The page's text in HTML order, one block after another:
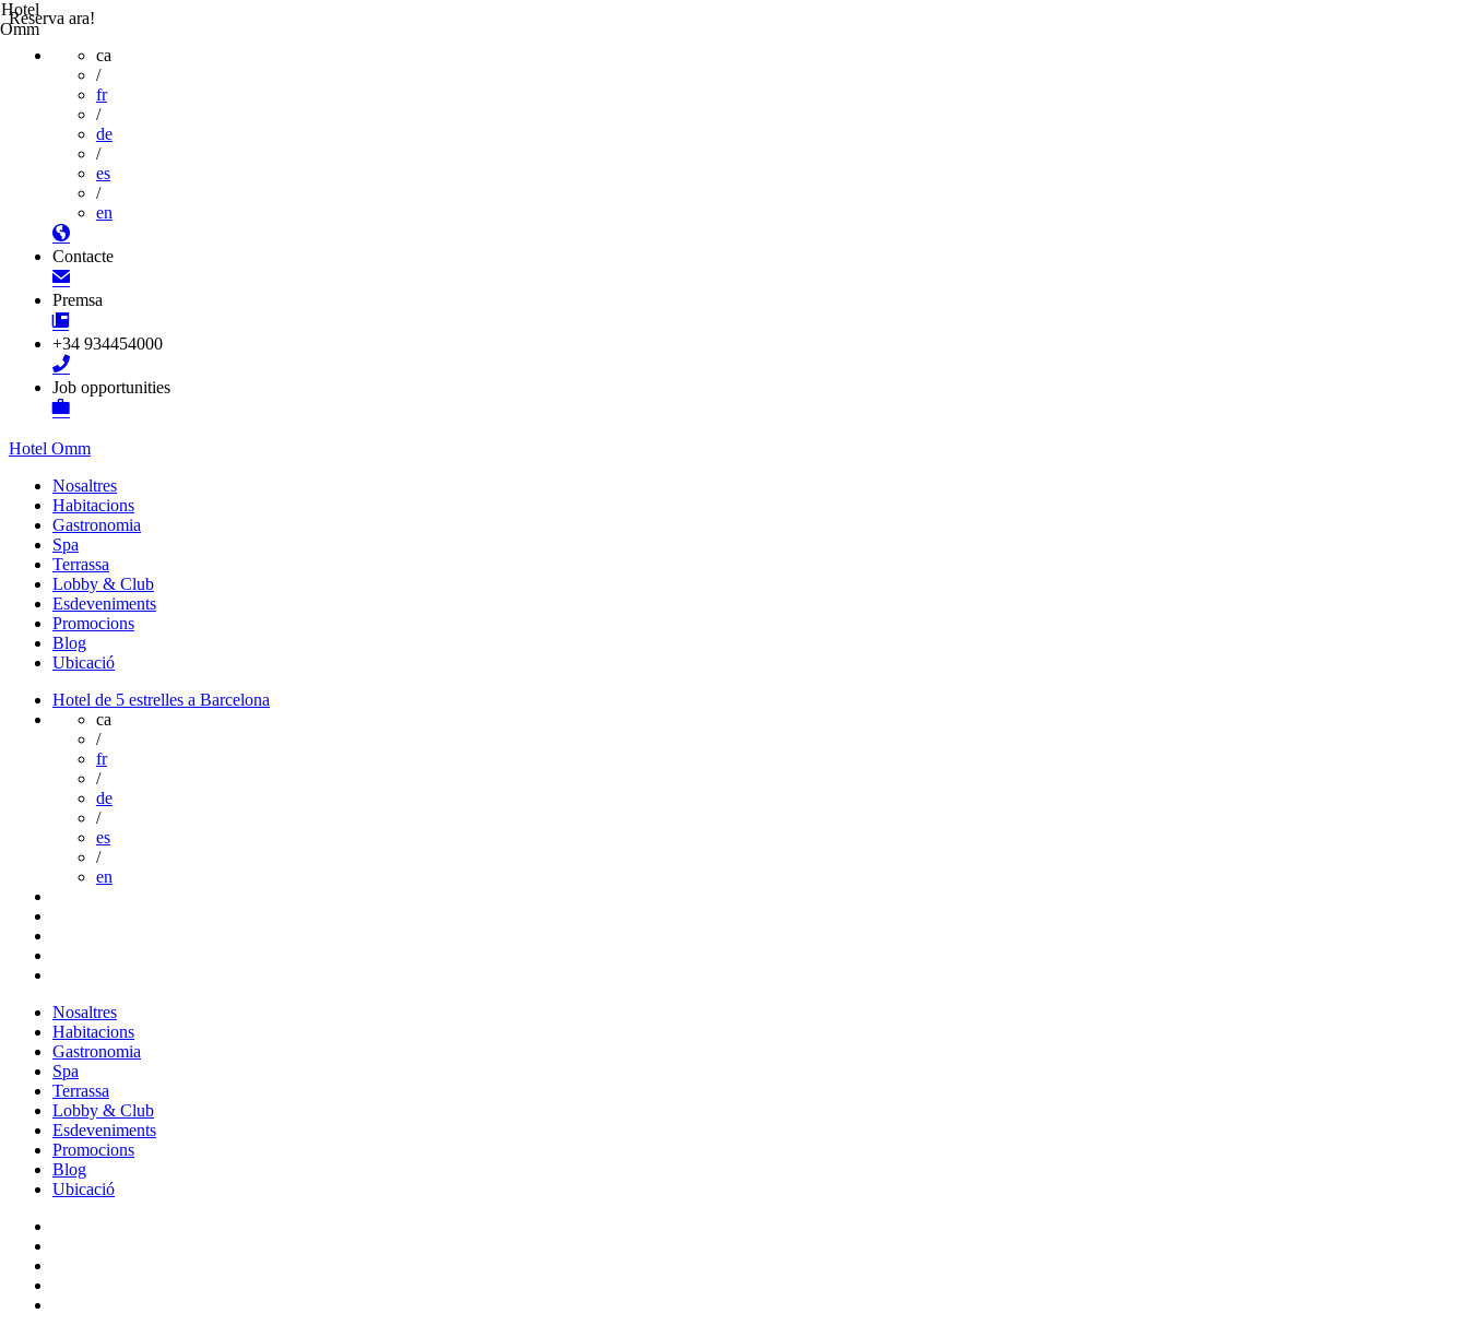
Reserva ara!
ca
/
fr
/
de
/
es
/
en
Contacte
Premsa
+34 934454000
Job opportunities
Hotel Omm
Nosaltres
Habitacions
Gastronomia
Spa
Terrassa
Lobby & Club
Esdeveniments
Promocions
Blog
Ubicació
Hotel de 5 estrelles a Barcelona
ca
/
fr
/
de
/
es
/
en
Nosaltres
Habitacions
Gastronomia
Spa
Terrassa
Lobby & Club
Esdeveniments
Promocions
Blog
Ubicació
Hotel
Omm